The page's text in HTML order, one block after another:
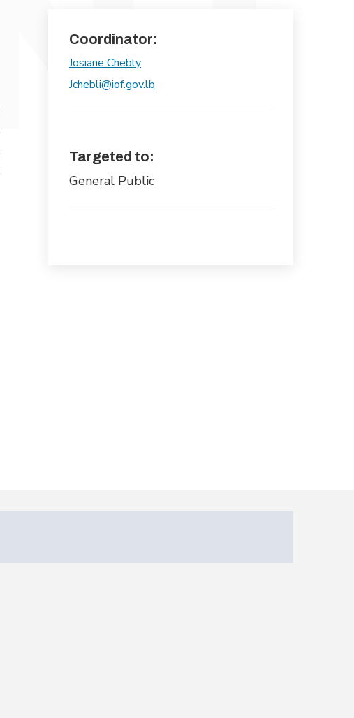
Coordinator:
Josiane Chebly
Jchebli@iof.gov.lb
Targeted to:
General Public